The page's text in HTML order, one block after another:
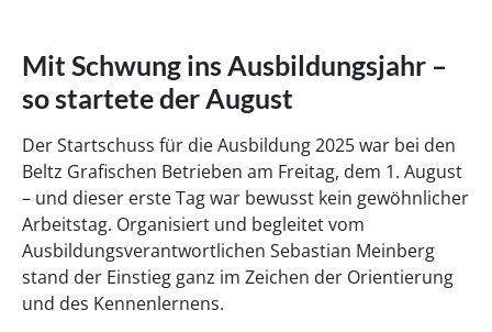
Mit Schwung ins Ausbildungsjahr –
so startete der August
Der Startschuss für die Ausbildung 2025 war bei den
Beltz Grafischen Betrieben am Freitag, dem 1. August
– und dieser erste Tag war bewusst kein gewöhnlicher
Arbeitstag. Organisiert und begleitet vom
Ausbildungsverantwortlichen Sebastian Meinberg
stand der Einstieg ganz im Zeichen der Orientierung
und des Kennenlernens.